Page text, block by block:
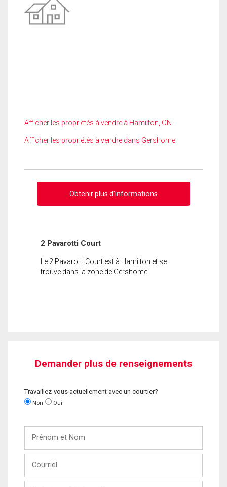
Afficher les propriétés à vendre à Hamilton, ON
Afficher les propriétés à vendre dans Gershome
Obtenir plus d'informations
2 Pavarotti Court
Le 2 Pavarotti Court est à Hamilton et se
trouve dans la zone de Gershome.
Demander plus de renseignements
Travaillez-vous actuellement avec un courtier?
Non Oui
Nom